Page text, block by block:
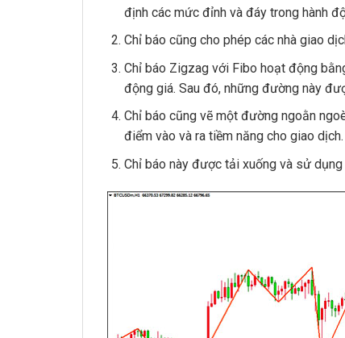
định các mức đỉnh và đáy trong hành
Chỉ báo cũng cho phép các nhà giao
Chỉ báo Zigzag với Fibo hoạt động
động giá. Sau đó, những đường này
Chỉ báo cũng vẽ một đường ngoằn
điểm vào và ra tiềm năng cho giao dịch.
Chỉ báo này được tải xuống và sử